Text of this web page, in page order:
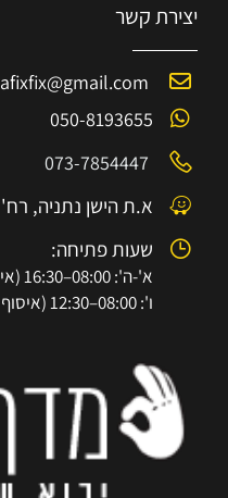
יצירת קשר
050-8193655
073-7854447
א.ת הישן נתניה, רח'
שעות פתיחה:
א'-ה': 08:00–16:30 (איסוף עצמי 08:00–15:30)
ו': 08:00–12:30 (איסוף עצמי 08:00–12:00)